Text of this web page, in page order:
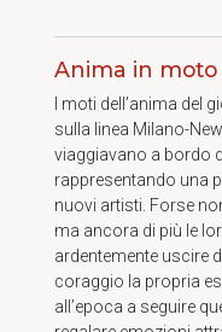
Anima in moto
I moti dell’anima del
sulla linea Milano-
viaggiavano a bordo
rappresentando una
nuovi artisti. Forse
ma ancora di più le
ardentemente uscire
coraggio la propria
all’epoca a seguire